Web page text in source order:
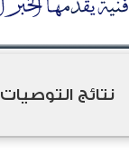
نتائج التوصيات